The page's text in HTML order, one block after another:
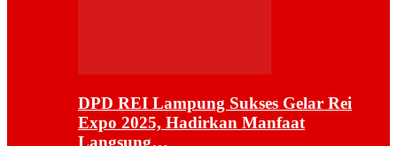
DPD REI Lampung Sukses Gelar Rei
Expo 2025, Hadirkan Manfaat